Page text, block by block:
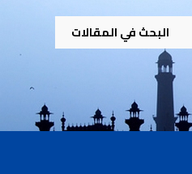
البحث في المقالات